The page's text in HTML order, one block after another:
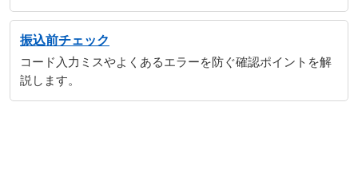
振込前チェック
コード入力ミスやよくあるエラーを防ぐ確認ポイントを解
説します。